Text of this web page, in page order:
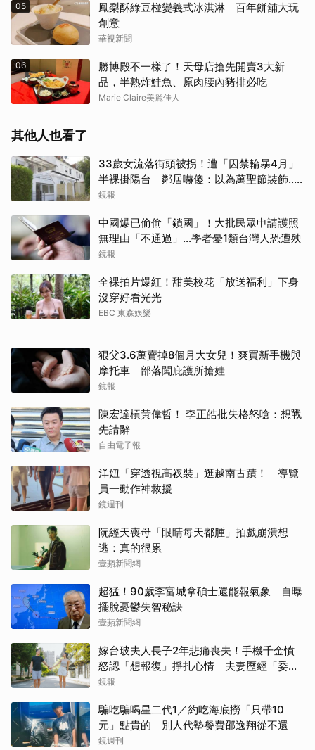
05
鳳梨酥綠豆椪變義式冰淇淋 百年餅舖大玩
創意
華視新聞
06
勝博殿不一樣了！天母店搶先開賣3大新
品，半熟炸鮭魚、原肉腰內豬排必吃
Marie Claire美麗佳人
其他人也看了
33歲女流落街頭被拐！遭「囚禁輪暴4月」
半裸掛陽台 鄰居嚇傻：以為萬聖節裝飾...
主謀竟與妻小同住
鏡報
中國爆已偷偷「鎖國」！大批民眾申請護照
無理由「不通過」...學者憂1類台灣人恐遭殃
鏡報
全裸拍片爆紅！甜美校花「放送福利」下身
沒穿好看光光
EBC 東森娛樂
狠父3.6萬賣掉8個月大女兒！爽買新手機與
摩托車 部落闖庇護所搶娃
鏡報
陳宏達槓黃偉哲！ 李正皓批失格怒嗆：想戰
先請辭
自由電子報
洋妞「穿透視高衩裝」逛越南古蹟！ 導覽
員一動作神救援
鏡週刊
阮經天喪母「眼睛每天都腫」拍戲崩潰想
逃：真的很累
壹蘋新聞網
超猛！90歲李富城拿碩士還能報氣象 自曝
擺脫憂鬱失智秘訣
壹蘋新聞網
嫁台玻夫人長子2年悲痛喪夫！手機千金憤
怒認「想報復」掙扎心情 夫妻歷經「委屈
與不平」只能安靜
鏡報
騙吃騙喝星二代1／約吃海底撈「只帶10
元」點貴的 別人代墊餐費邵逸翔從不還
鏡週刊